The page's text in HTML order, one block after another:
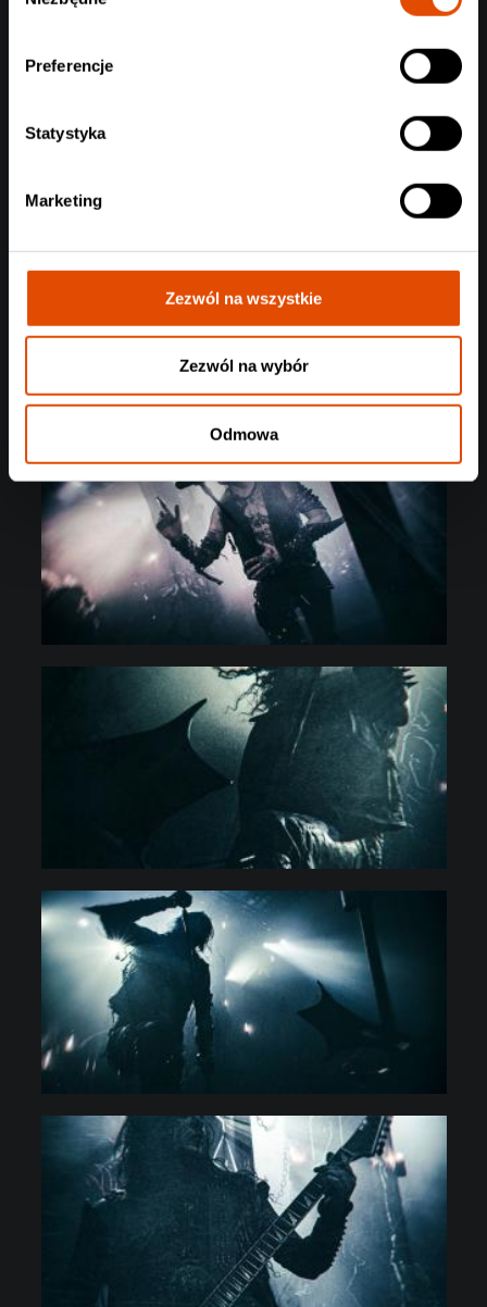
Preferencje
Statystyka
Marketing
Zezwól na wszystkie
Zezwól na wybór
Odmowa